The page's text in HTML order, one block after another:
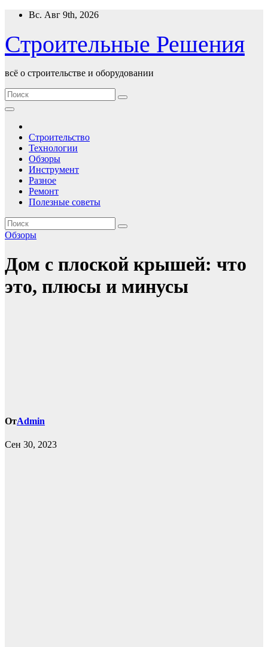
Перейти
содержимому
Вс. Авг 9th, 2026
Строительные Решения
всё о строительстве и оборудовании
Строительство
Технологии
Обзоры
Инструмент
Разное
Ремонт
Полезные советы
Обзоры
Дом с плоской крышей: что
это, плюсы и минусы
ОтAdmin
Сен 30, 2023